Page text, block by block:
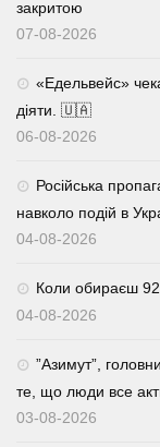
закритою
07-08-2026
«Едельвейс»
діяти. 🇺🇦
06-08-2026
Російська
навколо подій в
04-08-2026
Коли обираєш
04-08-2026
⁨”Азимут”,
те, що люди все
03-08-2026